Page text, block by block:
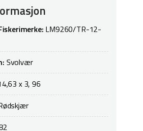
LM9260/TR-12-
Svolvær
x 3, 96